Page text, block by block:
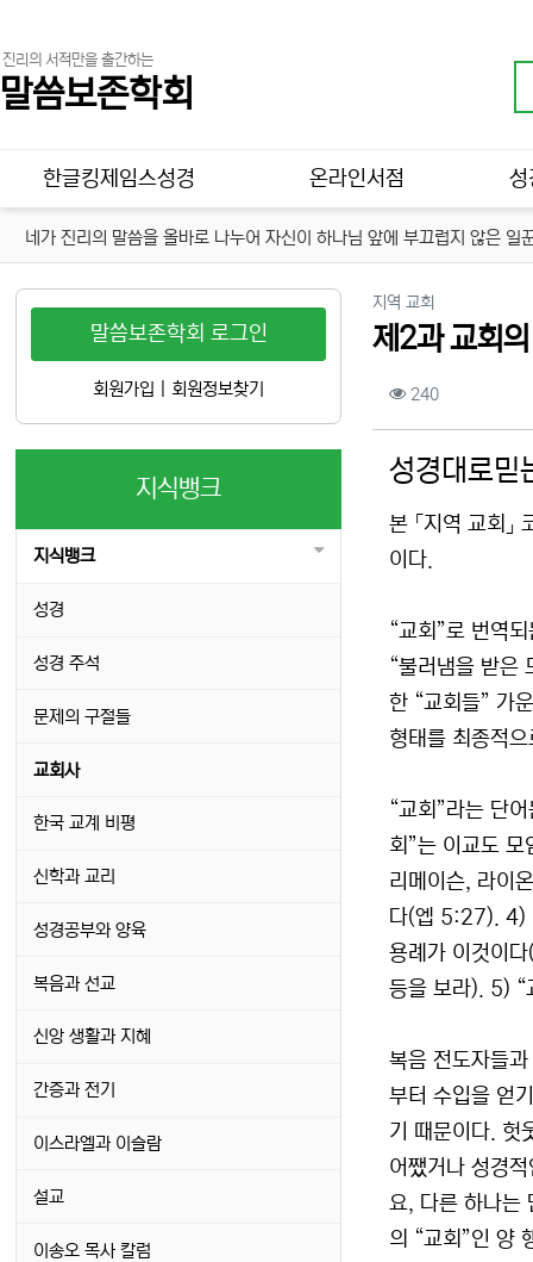
진리의 서적만을 출간하는
말씀보존학회
메인 메뉴
한글킹제임스성경 온라인서점 성
네가 진리의 말씀을 올바로 나누어 자신이 하나님 앞에 부끄럽지 않은
지역 교회
제2과 교회
컨텐츠 정보
240조회
성경대로믿
본 「지역 교회
이다.
“교회”로 번역
“불러냄을 받은
한 “교회들” 가
형태를 최종적
“교회”라는 단
회”는 이교도
리메이슨, 라이
다(엡 5:27). 4)
용례가 이것
등을 보라). 5) “
복음 전도자들
부터 수입을 얻
기 때문이다. 헛
어쨌거나 성경
요, 다른 하나는
의 “교회”인 양
말씀보존학회 로그인
회원가입 회원정보찾기
지식뱅크
지식뱅크
성경
성경 주석
문제의 구절들
교회사
한국 교계 비평
신학과 교리
성경공부와 양육
복음과 선교
신앙 생활과 지혜
간증과 전기
이스라엘과 이슬람
설교
이송오 목사 칼럼